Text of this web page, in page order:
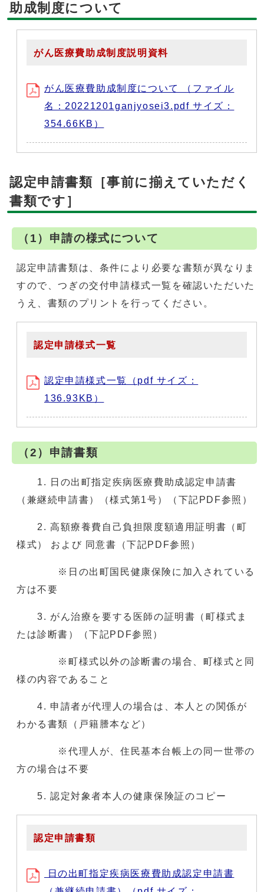
助成制度について
がん医療費助成制度説明資料
がん医療費助成制度について （ファイル
名：20221201ganjyosei3.pdf サイズ：
354.66KB）
認定申請書類［事前に揃えていただく
書類です］
（1）申請の様式について
認定申請書類は、条件により必要な書類が異なりま
すので、つぎの交付申請様式一覧を確認いただいた
うえ、書類のプリントを行ってください。
認定申請様式一覧
認定申請様式一覧（pdf サイズ：
136.93KB）
（2）申請書類
1. 日の出町指定疾病医療費助成認定申請書
（兼継続申請書）（様式第1号）（下記PDF参照）
2. 高額療養費自己負担限度額適用証明書（町
様式） および 同意書（下記PDF参照）
※日の出町国民健康保険に加入されている
方は不要
3. がん治療を要する医師の証明書（町様式ま
たは診断書）（下記PDF参照）
※町様式以外の診断書の場合、町様式と同
様の内容であること
4. 申請者が代理人の場合は、本人との関係が
わかる書類（戸籍謄本など）
※代理人が、住民基本台帳上の同一世帯の
方の場合は不要
5. 認定対象者本人の健康保険証のコピー
認定申請書類
日の出町指定疾病医療費助成認定申請書